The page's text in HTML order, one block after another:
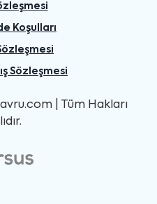
Koşulları
Sözleşmesi
| Tüm Hakları